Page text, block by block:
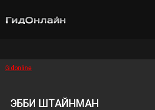
Gidonline
ЭББИ ШТАЙНМАН